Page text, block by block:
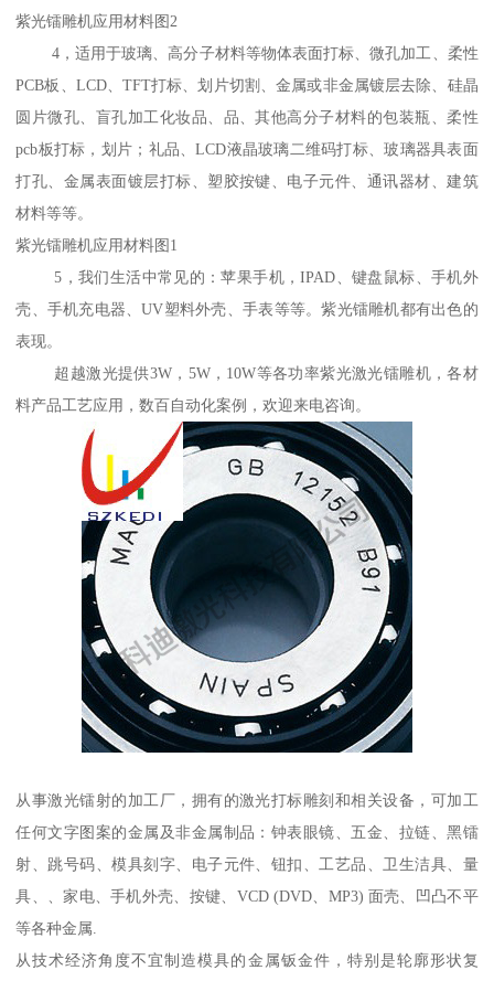
紫光镭雕机应用材料图2
4，适用于玻璃、高分子材料等物体表面打标、微孔加工、柔性
PCB板、LCD、TFT打标、划片切割、金属或非金属镀层去除、硅晶
圆片微孔、盲孔加工化妆品、品、其他高分子材料的包装瓶、柔性
pcb板打标，划片；礼品、LCD液晶玻璃二维码打标、玻璃器具表面
打孔、金属表面镀层打标、塑胶按键、电子元件、通讯器材、建筑
材料等等。
紫光镭雕机应用材料图1
5，我们生活中常见的：苹果手机，IPAD、键盘鼠标、手机外
壳、手机充电器、UV塑料外壳、手表等等。紫光镭雕机都有出色的
表现。
超越激光提供3W，5W，10W等各功率紫光激光镭雕机，各材
料产品工艺应用，数百自动化案例，欢迎来电咨询。
从事激光镭射的加工厂，拥有的激光打标雕刻和相关设备，可加工
任何文字图案的金属及非金属制品：钟表眼镜、五金、拉链、黑镭
射、跳号码、模具刻字、电子元件、钮扣、工艺品、卫生洁具、量
具、、家电、手机外壳、按键、VCD (DVD、MP3) 面壳、凹凸不平
等各种金属.
从技术经济角度不宜制造模具的金属钣金件，特别是轮廓形状复